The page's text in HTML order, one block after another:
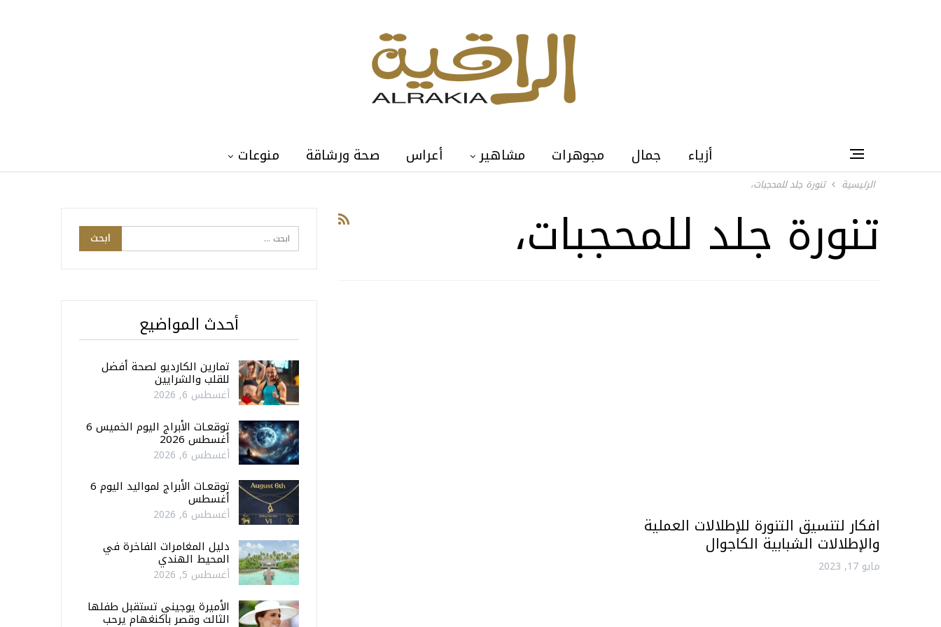
أزياء جمال مجوهرات مشاهير أعراس صحة ورشاقة منوعات
الرئيسية تنورة جلد للمحجبات،
تنورة جلد للمحجبات،
افكار لتنسيق التنورة للإطلالات العملية
والإطلالات الشبابية الكاجوال
مايو 17, 2023
أحدث المواضيع
تمارين الكارديو لصحة أفضل
للقلب والشرايين
أغسطس 6, 2026
توقعـات الأبراج اليوم الخميس 6
أغسطس 2026
أغسطس 6, 2026
توقعـات الأبراج لمواليد اليوم 6
أغسطس
أغسطس 6, 2026
دليل المغامرات الفاخرة في
المحيط الهندي
أغسطس 5, 2026
الأميرة يوجيني تستقبل طفلها
الثالث وقصر باكنغهام يرحب